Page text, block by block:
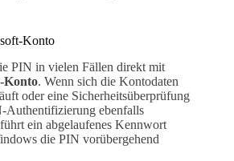
Konto
PIN in vielen Fällen direkt mit
Konto. Wenn sich die Kontodaten
oder eine Sicherheitsüberprüfung
Authentifizierung ebenfalls
ein abgelaufenes Kennwort
die PIN vorübergehend